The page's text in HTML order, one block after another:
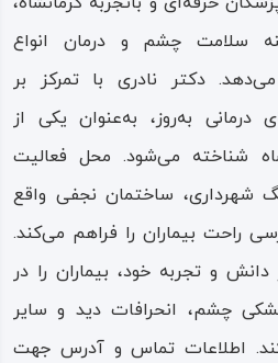
سلامت چشم و درمان انواع
دکتر نادری با تمرکز بر
به‌روز، به‌عنوان یکی از
شناخته می‌شود. محل فعالیت
شهرداری، ساختمان نجفی واقع
راحت بیماران را فراهم می‌کند.
دانش و تجربه خود، بیماران را در
چشم، انحرافات دید و سایر
اطلاعات تماس و آدرس جهت